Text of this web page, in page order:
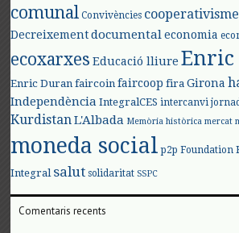
comunal Convivències cooperativisme
Decreixement documental economia
ecoxarxes Educació lliure Enric
Enric Duran faircoin faircoop fira Girona
Independència IntegralCES intercanvi
KurdistanL'Albada Memòria històrica mercat
moneda social p2p Foundation
Integral salut solidaritat SSPC
Comentaris recents